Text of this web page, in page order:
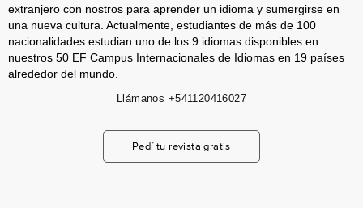
extranjero con nostros para aprender un idioma y sumergirse en
una nueva cultura. Actualmente, estudiantes de más de 100
nacionalidades estudian uno de los 9 idiomas disponibles en
nuestros 50 EF Campus Internacionales de Idiomas en 19 países
alrededor del mundo.
Llámanos +541120416027
Pedí tu revista gratis